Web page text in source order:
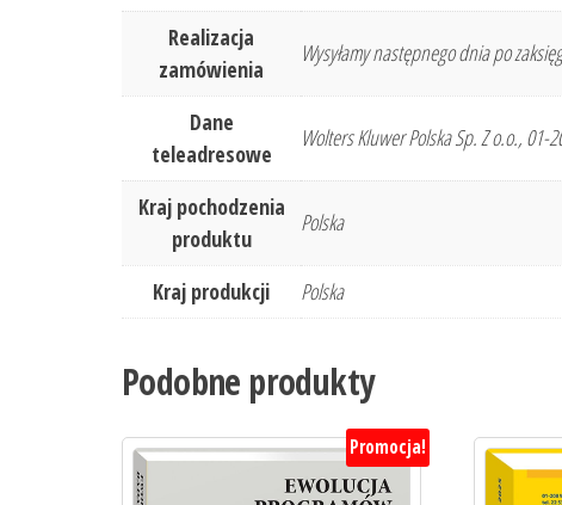
Realizacja
zamówienia
Wysyłamy następnego dnia po
Dane
teleadresowe
Wolters Kluwer Polska Sp. Z o.o.,
Kraj pochodzenia
produktu
Polska
Kraj produkcji Polska
Podobne produkty
Promocja!